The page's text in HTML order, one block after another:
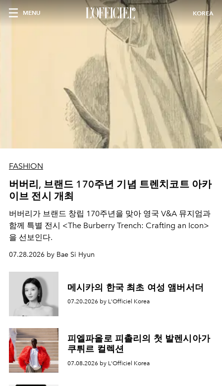
MENU KOREA
FASHION
버버리, 브랜드 170주년 기념 트렌치코트 아카
이브 전시 개최
버버리가 브랜드 창립 170주년을 맞아 영국 V&A 뮤지엄과
함께 특별 전시 <The Burberry Trench: Crafting an Icon>
을 선보인다.
07.28.2026 by Bae Si Hyun
메시카의 한국 최초 여성 앰버서더
07.20.2026 by L'Officiel Korea
피엘파올로 피촐리의 첫 발렌시아가
쿠튀르 컬렉션
07.08.2026 by L'Officiel Korea